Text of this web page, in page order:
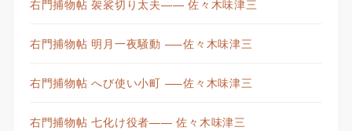
右門捕物帖 袈裟切り太夫—— 佐々木味津三
右門捕物帖 明月一夜騒動 —–佐々木味津三
右門捕物帖 へび使い小町 —–佐々木味津三
右門捕物帖 七化け役者—— 佐々木味津三